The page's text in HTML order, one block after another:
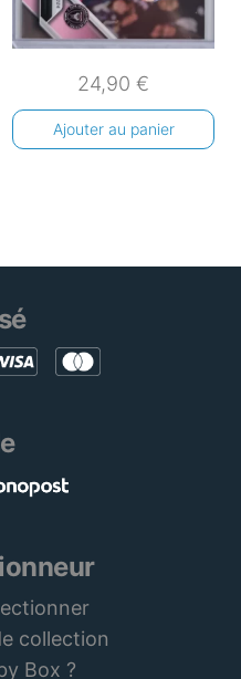
24,90€
Ajouter au panier
collection
Box ?